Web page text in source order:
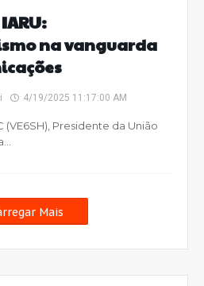
na vanguarda
4/19/2025 11:17:00 AM
(VE6SH), Presidente da União
Mais